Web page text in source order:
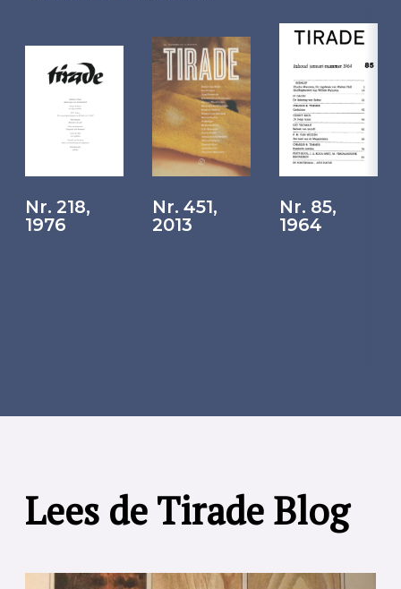
Nr. 218,
1976
Nr. 451,
2013
Nr. 85,
1964
Lees de Tirade Blog